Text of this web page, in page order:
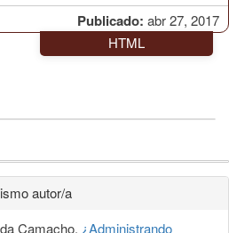
Publicado: abr 27, 2017
HTML
autor/a
Camacho, ¿Administrando